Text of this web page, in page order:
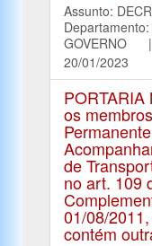
Assunto:
20/01/2023
PORTARIA
os
de
no art. 109
01/08/
contém